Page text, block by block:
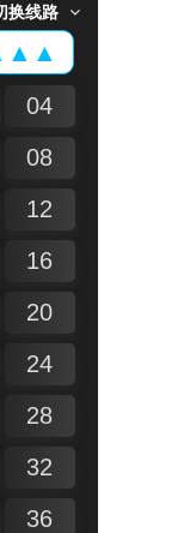
换线路
04
08
12
16
20
24
28
32
36